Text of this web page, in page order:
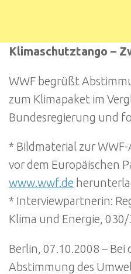
Klimaschutztango –
WWF begrüßt
zum Klimapaket im
Bundesregierung und
* Bildmaterial zur
vor dem Europäischen
www.wwf.de
* Interviewpartnerin:
Klima und Energie,
Berlin, 07.10.2008 – Bei
Abstimmung des